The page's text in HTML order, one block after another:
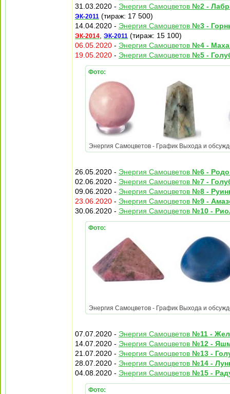
31.03.2020 - Энергия Самоцветов №2 -
ЭК-2011 (тираж: 17 500)
14.04.2020 - Энергия Самоцветов №3 -
ЭК-2014 ЭК-2011 (тираж: 15 100)
06.05.2020 - Энергия Самоцветов №4 -
19.05.2020 - Энергия Самоцветов №5 -
Фото:
Энергия Самоцветов - График Выхода и
26.05.2020 - Энергия Самоцветов №6 -
02.06.2020 - Энергия Самоцветов №7 -
09.06.2020 - Энергия Самоцветов №8 -
23.06.2020 - Энергия Самоцветов №9 -
30.06.2020 - Энергия Самоцветов №10 -
Фото:
Энергия Самоцветов - График Выхода и
07.07.2020 - Энергия Самоцветов №11 -
14.07.2020 - Энергия Самоцветов №12 -
21.07.2020 - Энергия Самоцветов №13 -
28.07.2020 - Энергия Самоцветов №14 -
04.08.2020 - Энергия Самоцветов №15 -
Фото: